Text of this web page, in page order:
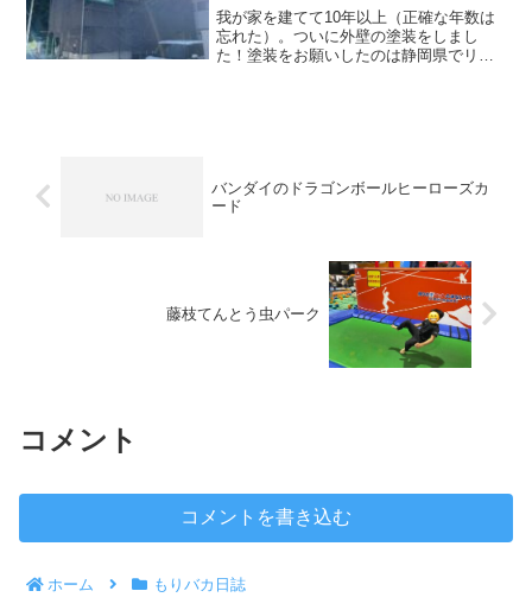
我が家を建てて10年以上（正確な年数は
忘れた）。ついに外壁の塗装をしまし
た！塗装をお願いしたのは静岡県でリフ
バンダイのドラゴンボールヒーローズカ
ード
藤枝てんとう虫パーク
コメント
コメントを書き込む
ホーム もりバカ日誌